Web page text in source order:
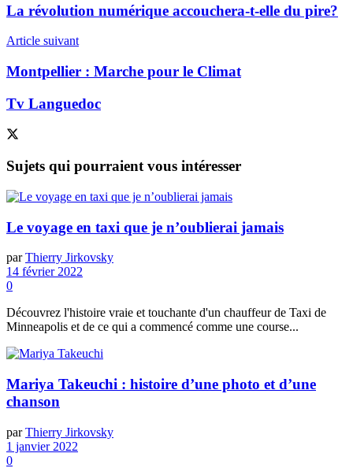
La révolution numérique accouchera-t-elle du pire?
Article suivant
Montpellier : Marche pour le Climat
Tv Languedoc
Sujets qui pourraient vous intéresser
Le voyage en taxi que je n’oublierai jamais
par Thierry Jirkovsky
14 février 2022
0
Découvrez l'histoire vraie et touchante d'un chauffeur de Taxi de
Minneapolis et de ce qui a commencé comme une course...
Mariya Takeuchi : histoire d’une photo et d’une
chanson
par Thierry Jirkovsky
1 janvier 2022
0